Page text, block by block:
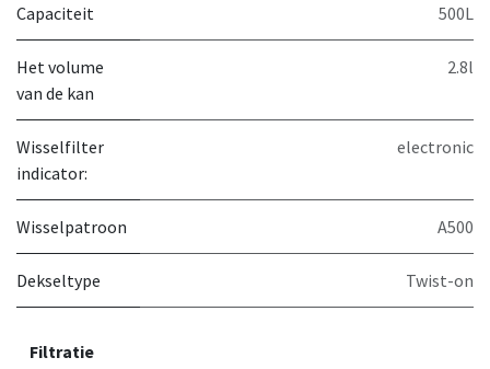
Capaciteit 500L
Het volume
van de kan
2.8l
Wisselfilter
indicator:
electronic
Wisselpatroon A500
Dekseltype Twist-on
Filtratie